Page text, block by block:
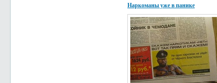
Наркоманы уже в панике